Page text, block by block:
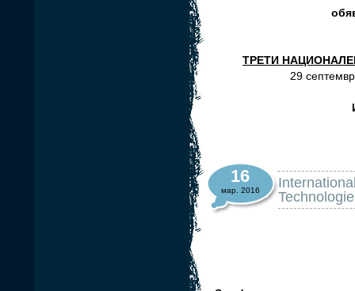
ТРЕТИ
29
16
мар. 2016